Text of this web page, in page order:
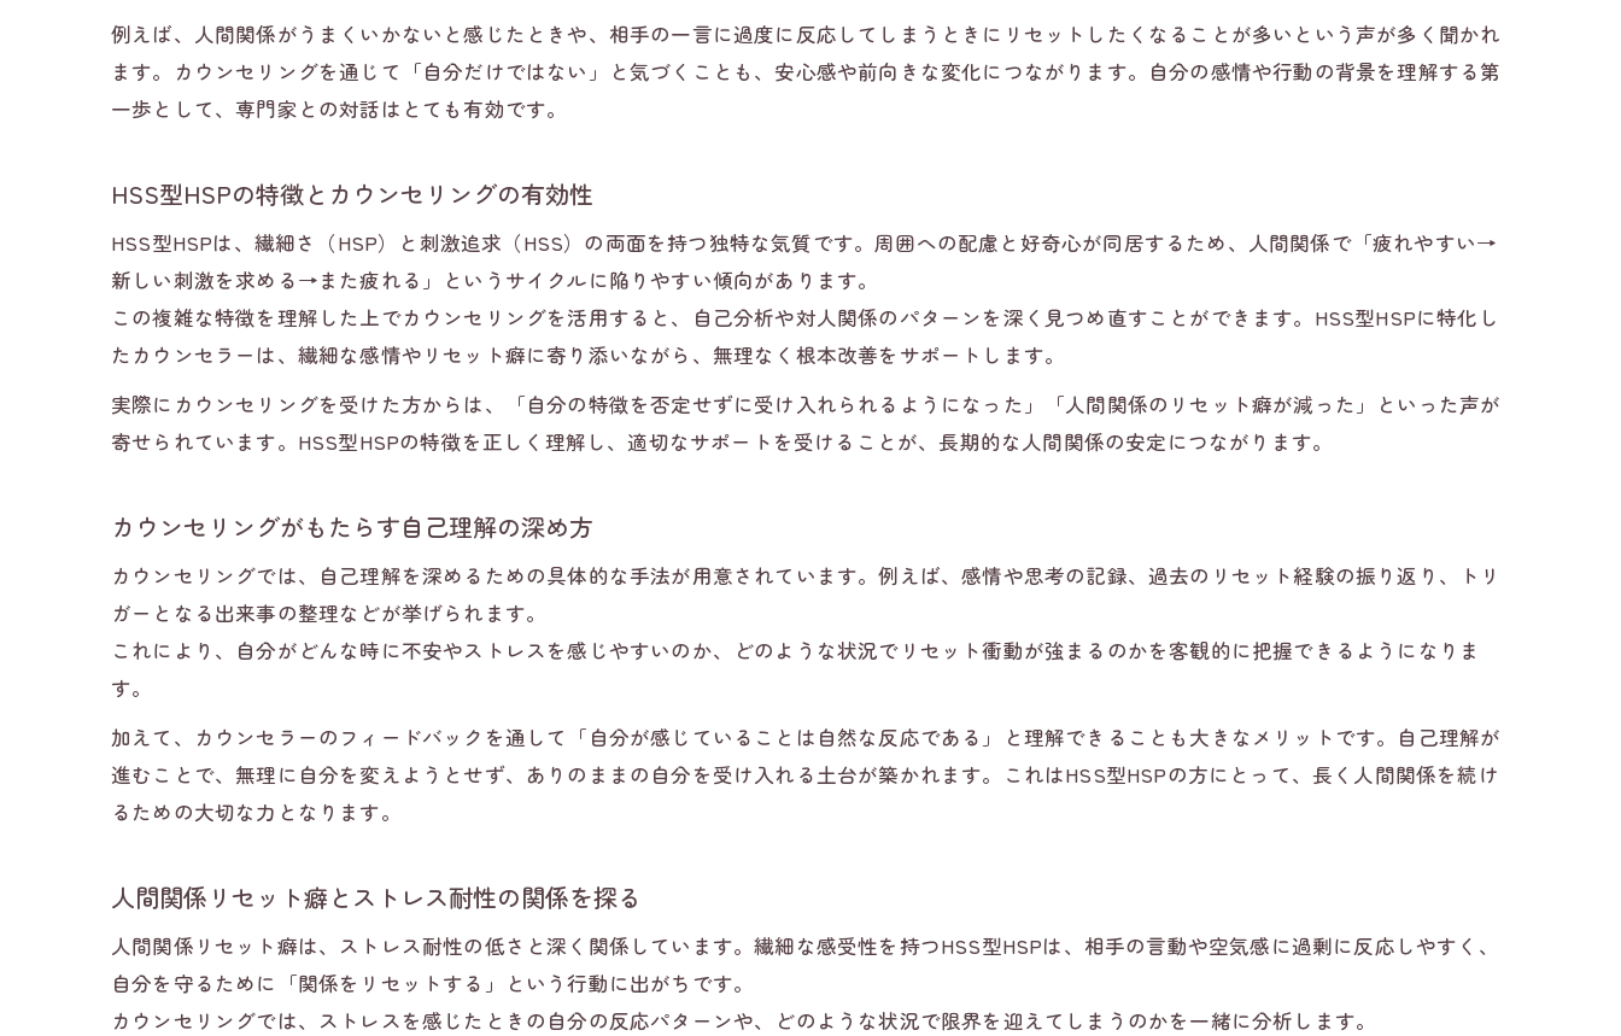
リセット衝動を抑える日常の工夫とポイント
カウンセリングが支える継続的な人間関係構築
人間関係リセット癖改善に必要な自己受容
HSS型HSPが対等な関係を築くカウンセリング術
自分らしさを取り戻すカウンセリングの効果
迷惑をかけたくない気持ちとどう折り合いをつけるか考える
人間関係リセットと迷惑意識の関連を解説
カウンセリングで負担感を和らげるアプローチ
カウンセリングでリセットされた側の気持ちに寄り添う
人間関係リセット症候群 された側の声を参考にする
知恵袋の体験談活用とカウンセリングの視点
例えば、人間関係がうまくいかないと感じたときや、相手の一言に過度に反応してしまうときにリセットしたくなることが多いという声が多く聞かれ
ます。カウンセリングを通じて「自分だけではない」と気づくことも、安心感や前向きな変化につながります。自分の感情や行動の背景を理解する第
一歩として、専門家との対話はとても有効です。
HSS型HSPの特徴とカウンセリングの有効性
HSS型HSPは、繊細さ（HSP）と刺激追求（HSS）の両面を持つ独特な気質です。周囲への配慮と好奇心が同居するため、人間関係で「疲れやすい→
新しい刺激を求める→また疲れる」というサイクルに陥りやすい傾向があります。
この複雑な特徴を理解した上でカウンセリングを活用すると、自己分析や対人関係のパターンを深く見つめ直すことができます。HSS型HSPに特化し
たカウンセラーは、繊細な感情やリセット癖に寄り添いながら、無理なく根本改善をサポートします。
実際にカウンセリングを受けた方からは、「自分の特徴を否定せずに受け入れられるようになった」「人間関係のリセット癖が減った」といった声が
寄せられています。HSS型HSPの特徴を正しく理解し、適切なサポートを受けることが、長期的な人間関係の安定につながります。
カウンセリングがもたらす自己理解の深め方
カウンセリングでは、自己理解を深めるための具体的な手法が用意されています。例えば、感情や思考の記録、過去のリセット経験の振り返り、トリ
ガーとなる出来事の整理などが挙げられます。
これにより、自分がどんな時に不安やストレスを感じやすいのか、どのような状況でリセット衝動が強まるのかを客観的に把握できるようになりま
す。
加えて、カウンセラーのフィードバックを通して「自分が感じていることは自然な反応である」と理解できることも大きなメリットです。自己理解が
進むことで、無理に自分を変えようとせず、ありのままの自分を受け入れる土台が築かれます。これはHSS型HSPの方にとって、長く人間関係を続け
るための大切な力となります。
人間関係リセット癖とストレス耐性の関係を探る
人間関係リセット癖は、ストレス耐性の低さと深く関係しています。繊細な感受性を持つHSS型HSPは、相手の言動や空気感に過剰に反応しやすく、
自分を守るために「関係をリセットする」という行動に出がちです。
カウンセリングでは、ストレスを感じたときの自分の反応パターンや、どのような状況で限界を迎えてしまうのかを一緒に分析します。